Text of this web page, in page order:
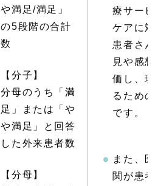
や満足/満足」
の5段階の合計
数
【分子】
分母のうち「満
足」または「や
や満足」と回答
した外来患者数
【分母】
療サービ
ケアに対
患者さん
見や感想
価し、理
るための
です。
また、医
関が患者